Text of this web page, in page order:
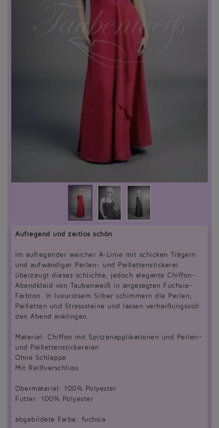
Aufregend und zeitlos schön
Im aufregender weicher A-Linie mit schicken Trägern
und aufwändiger Perlen- und Paillettenstickerei
überzeugt dieses schlichte, jedoch elegante Chiffon-
Abendkleid von Taubenweiß in angesagten Fuchsia-
Farbton. In luxuriösem Silber schimmern die Perlen,
Pailletten und Strasssteine und lassen verheißungsvoll
den Abend anklingen.
Material: Chiffon mit Spitzenapplikationen und Perlen-
und Paillettenstickereien
Ohne Schleppe
Mit Reißverschluss
Obermaterial: 100% Polyester
Futter: 100% Polyester
abgebildete Farbe: fuchsia